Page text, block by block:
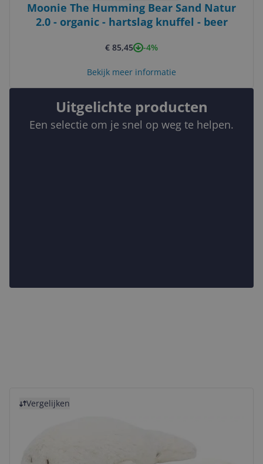
Moonie The Humming Bear Sand Natur
2.0 - organic - hartslag knuffel - beer
€ 85,45 -4%
Bekijk meer informatie
Uitgelichte producten
Een selectie om je snel op weg te helpen.
Vergelijken